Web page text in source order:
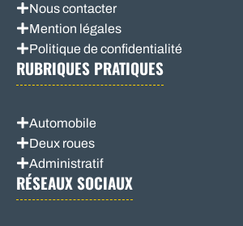
Nous contacter
Mention légales
Politique de confidentialité
RUBRIQUES PRATIQUES
Automobile
Deux roues
Administratif
RÉSEAUX SOCIAUX